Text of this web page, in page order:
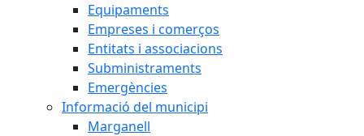
Equipaments
Empreses i comerços
Entitats i associacions
Subministraments
Emergències
Informació del municipi
Marganell